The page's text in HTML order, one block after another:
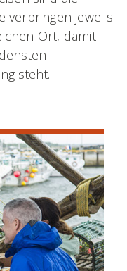
verbringen jeweils
Ort, damit
steht.